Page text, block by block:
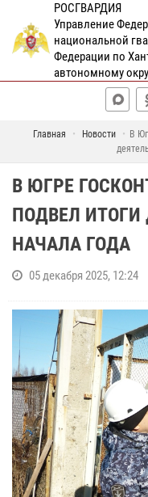
РОСГВАРДИЯ
Управление
национальной
Федерации по
автономному
Главная Новости
В
В ЮГРЕ
ПОДВЕЛ ИТОГИ
НАЧАЛА ГОДА
05 декабря 2025, 12:24